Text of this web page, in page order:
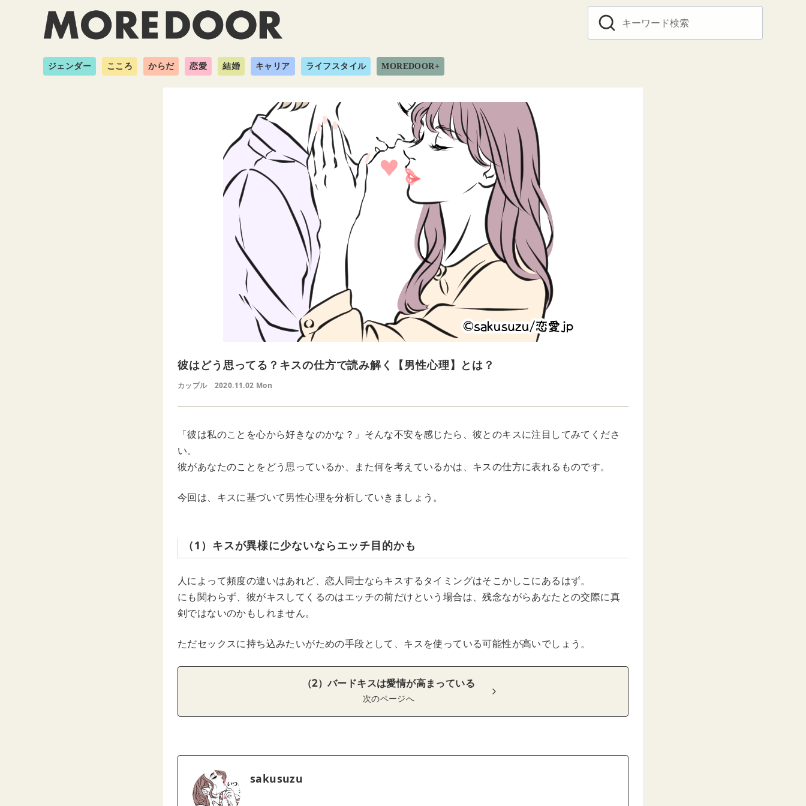
ジェンダー こころ からだ 恋愛 結婚 キャリア ライフスタイル MOREDOOR+
彼はどう思ってる？キスの仕方で読み解く【男性心理】とは？
カップル 2020.11.02 Mon
「彼は私のことを心から好きなのかな？」そんな不安を感じたら、彼とのキスに注目してみてくださ
い。
彼があなたのことをどう思っているか、また何を考えているかは、キスの仕方に表れるものです。
今回は、キスに基づいて男性心理を分析していきましょう。
（1）キスが異様に少ないならエッチ目的かも
人によって頻度の違いはあれど、恋人同士ならキスするタイミングはそこかしこにあるはず。
にも関わらず、彼がキスしてくるのはエッチの前だけという場合は、残念ながらあなたとの交際に真
剣ではないのかもしれません。
ただセックスに持ち込みたいがための手段として、キスを使っている可能性が高いでしょう。
（2）バードキスは愛情が高まっている
次のページへ
sakusuzu